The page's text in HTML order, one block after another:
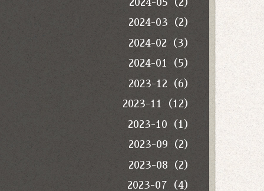
2024-03（2）
2024-02（3）
2024-01（5）
2023-12（6）
2023-11（12）
2023-10（1）
2023-09（2）
2023-08（2）
2023-07（4）